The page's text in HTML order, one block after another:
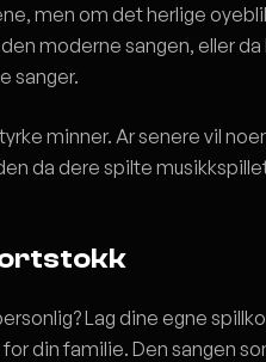
men om det herlige
moderne sangen, eller da
sanger.
minner. Ar senere vil
da dere spilte
Lag dine egne
din familie. Den sangen